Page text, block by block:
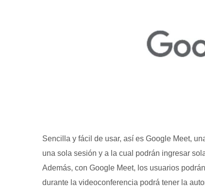
Sencilla y fácil de usar, así es Google Meet,
una sola sesión y a la cual podrán ingresar
Además, con Google Meet, los usuarios
durante la videoconferencia podrá tener la